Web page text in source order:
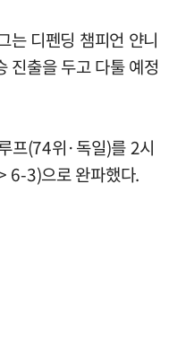
는 디펜딩 챔피언 얀니
진출을 두고 다툴 예정
프(74위·독일)를 2시
3)으로 완파했다.